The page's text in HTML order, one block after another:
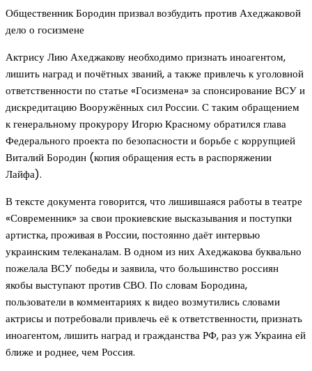
Общественник Бородин призвал возбудить против Ахеджаковой
дело о госизмене
Актрису Лию Ахеджакову необходимо признать иноагентом,
лишить наград и почётных званий, а также привлечь к уголовной
ответственности по статье «Госизмена» за спонсирование ВСУ и
дискредитацию Вооружённых сил России. С таким обращением
к генеральному прокурору Игорю Красному обратился глава
Федерального проекта по безопасности и борьбе с коррупцией
Виталий Бородин (копия обращения есть в распоряжении
Лайфа).
В тексте документа говорится, что лишившаяся работы в театре
«Современник» за свои прокиевские высказывания и поступки
артистка, проживая в России, постоянно даёт интервью
украинским телеканалам. В одном из них Ахеджакова буквально
пожелала ВСУ победы и заявила, что большинство россиян
якобы выступают против СВО. По словам Бородина,
пользователи в комментариях к видео возмутились словами
актрисы и потребовали привлечь её к ответственности, признать
иноагентом, лишить наград и гражданства РФ, раз уж Украина ей
ближе и роднее, чем Россия.